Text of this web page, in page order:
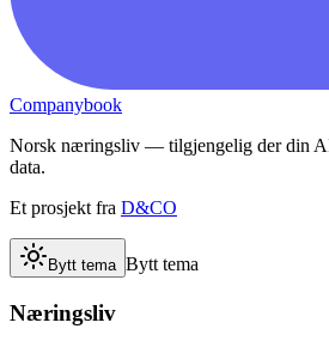
Companybook
Norsk næringsliv — tilgjengelig der din
data.
Et prosjekt fra D&CO
Bytt tema Bytt tema
Næringsliv